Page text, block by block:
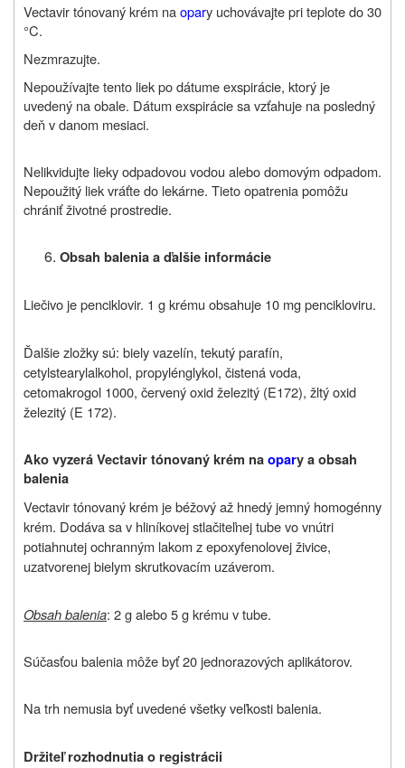
Vectavir tónovaný krém naopary uchovávajte pri teplote do 30
°C.
Nezmrazujte.
Nepoužívajte tento liek po dátume exspirácie, ktorý je
uvedený na obale. Dátum exspirácie sa vzťahuje na posledný
deň v danom mesiaci.
Nelikvidujte lieky odpadovou vodou alebo domovým odpadom.
Nepoužitý liek vráťte do lekárne. Tieto opatrenia pomôžu
chrániť životné prostredie.
Obsah balenia a ďalšie informácie
Liečivo je penciklovir. 1 g krému obsahuje 10 mg pencikloviru.
Ďalšie zložky sú: biely vazelín, tekutý parafín,
cetylstearylalkohol, propylénglykol, čistená voda,
cetomakrogol 1000, červený oxid železitý (E172), žltý oxid
železitý (E 172).
Ako vyzerá Vectavir tónovaný krém naopary a obsah
balenia
Vectavir tónovaný krém je béžový až hnedý jemný homogénny
krém. Dodáva sa v hliníkovej stlačiteľnej tube vo vnútri
potiahnutej ochranným lakom z epoxyfenolovej živice,
uzatvorenej bielym skrutkovacím uzáverom.
Obsah balenia: 2 g alebo 5 g krému v tube.
Súčasťou balenia môže byť 20 jednorazových aplikátorov.
Na trh nemusia byť uvedené všetky veľkosti balenia.
Držiteľ rozhodnutia o registrácii